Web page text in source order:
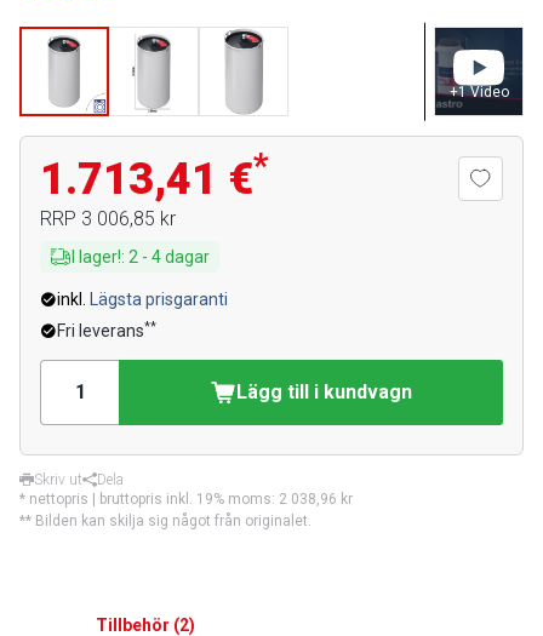
+1 Video
1.713,41 €*
RRP 3 006,85 kr
I lager!: 2 - 4dagar
inkl.
Lägsta prisgaranti
Fri leverans**
Lägg till i kundvagn
Skriv ut
Dela
* nettopris | bruttopris inkl. 19% moms: 2 038,96 kr
** Bilden kan skilja sig något från originalet.
Tillbehör (2)